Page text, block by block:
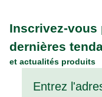
Inscrivez-vous
dernières
et actualités produits